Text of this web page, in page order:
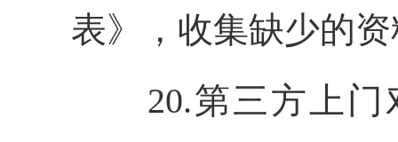
表》，收集缺少的
20.第三方上